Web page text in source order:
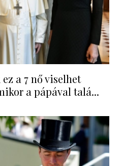
a 7 nő viselhet
a pápával talá...